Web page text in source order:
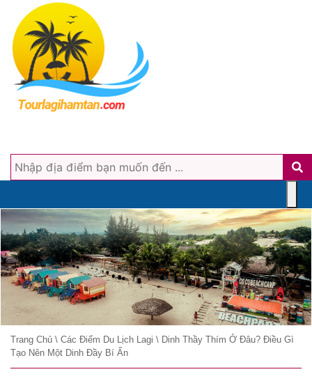
Trang Chủ \ Các Điểm Du Lịch Lagi \ Dinh Thầy Thím Ở Đâu? Điều Gì
Tạo Nên Một Dinh Đầy Bí Ẩn